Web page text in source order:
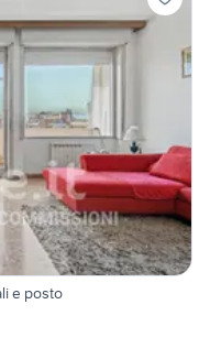
e posto